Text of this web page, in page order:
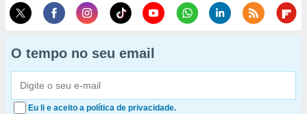
O tempo no seu email
Eu li e aceito a política de privacidade.